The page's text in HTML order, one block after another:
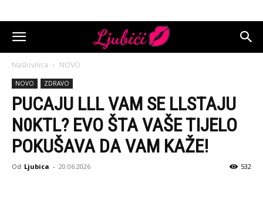
Naslovnica NOVO
NOVO ZDRAVO
PUCAJU LLL VAM SE LLSTAJU
N0KTL? EVO ŠTA VAŠE TIJELO
POKUŠAVA DA VAM KAŽE!
Od Ljubica - 20.06.2026 532